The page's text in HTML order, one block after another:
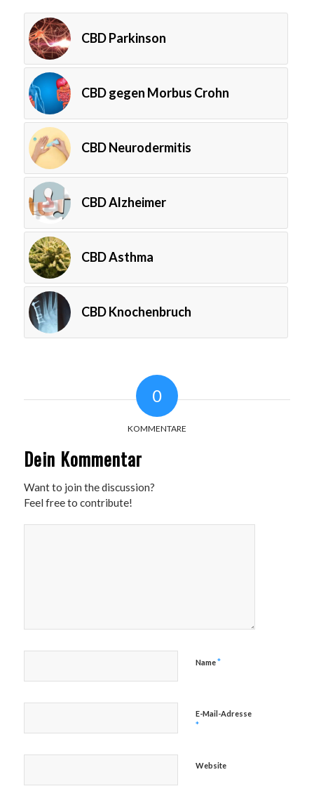
CBD Parkinson
CBD gegen Morbus Crohn
CBD Neurodermitis
CBD Alzheimer
CBD Asthma
CBD Knochenbruch
0
KOMMENTARE
Dein Kommentar
Want to join the discussion?
Feel free to contribute!
Name*
E-Mail-Adresse
*
Website